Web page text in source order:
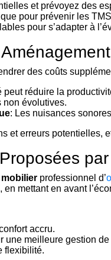
et prévoyez des
pour prévenir les
pour s’adapter à
des coûts
peut réduire la
non évolutives.
: Les nuisances
et erreurs potentielles,
mobilier professionnel d’
mettant en avant
accru.
une meilleure gestion de
flexibilité.